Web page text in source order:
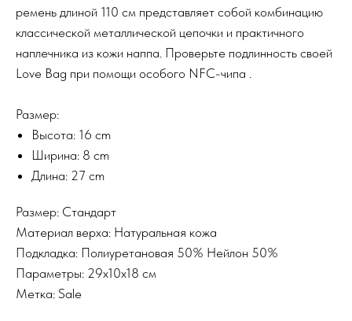
ремень длиной 110 см представляет собой комбинацию
классической металлической цепочки и практичного
наплечника из кожи наппа. Проверьте подлинность своей
Love Bag при помощи особого NFC-чипа .
Размер:
Высота: 16 cm
Ширина: 8 cm
Длина: 27 cm
Размер: Стандарт
Материал верха: Натуральная кожа
Подкладка: Полиуретановая 50% Нейлон 50%
Параметры: 29х10х18 см
Метка: Sale